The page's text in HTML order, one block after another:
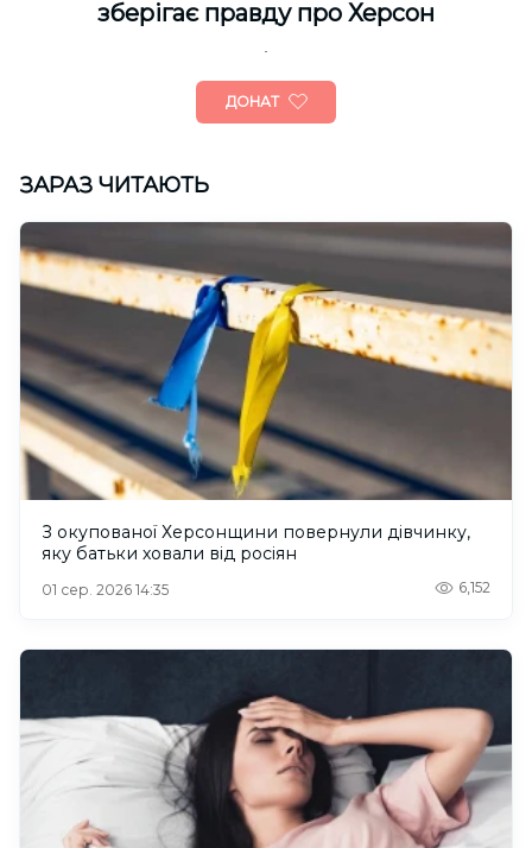
зберігає правду про Херсон
ДОНАТ
ЗАРАЗ ЧИТАЮТЬ
З окупованої Херсонщини повернули дівчинку,
яку батьки ховали від росіян
01 сер. 2026 14:35 6,152